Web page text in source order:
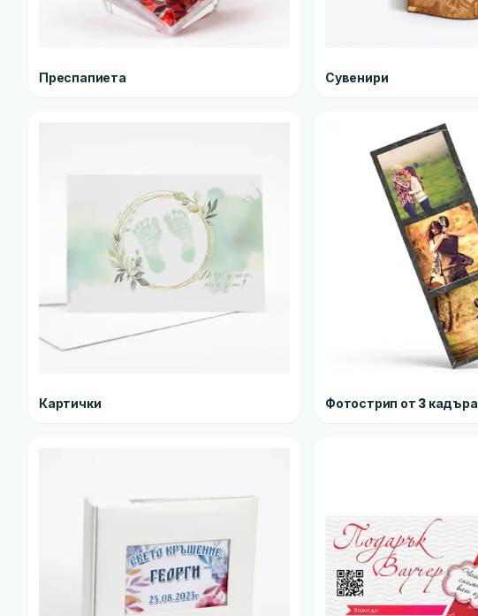
Преспапиета Сувенири
Картички Фотострип от 3 кадъра